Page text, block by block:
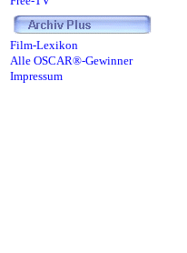
Film-Lexikon
Alle OSCAR®-Gewinner
Impressum